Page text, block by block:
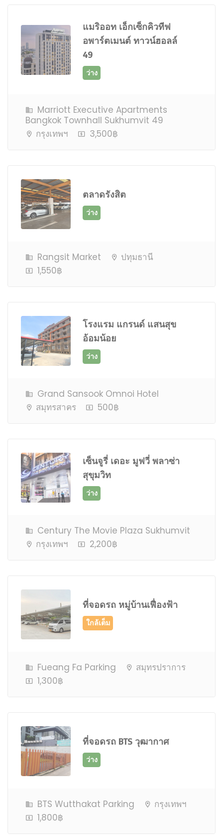
แมริออท เอ็กเซ็กคิวทีฟ
อพาร์ตเมนต์ ทาวน์ฮอลล์
49
Marriott Executive Apartments
Bangkok Townhall Sukhumvit 49
กรุงเทพฯ
3,500฿
ตลาดรังสิต
ว่าง
Rangsit Market
ปทุมธานี
1,550฿
โรงแรม แกรนด์ แสนสุข
อ้อมน้อย
Grand Sansook Omnoi Hotel
สมุทรสาคร
500฿
เซ็นจูรี่ เดอะ มูฟวี่ พลาซ่า
สุขุมวิท
ว่าง
Century The Movie Plaza Sukhumvit
กรุงเทพฯ
2,200฿
ที่จอดรถ หมู่บ้านเฟื่องฟ้า
Fueang Fa Parking
สมุทรปราการ
1,300฿
ที่จอดรถ BTS วุฒากาศ
BTS Wutthakat Parking
กรุงเทพฯ
1,800฿